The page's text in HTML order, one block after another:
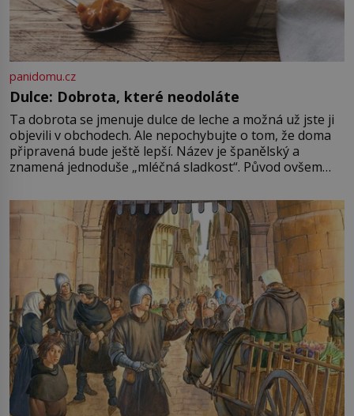
panidomu.cz
Dulce: Dobrota, které neodoláte
Ta dobrota se jmenuje dulce de leche a možná už jste ji
objevili v obchodech. Ale nepochybujte o tom, že doma
připravená bude ještě lepší. Název je španělský a
znamená jednoduše „mléčná sladkost“. Původ ovšem
pře hned několik latinskoamerických zemí a k tomu
Francie, kde se traduje,